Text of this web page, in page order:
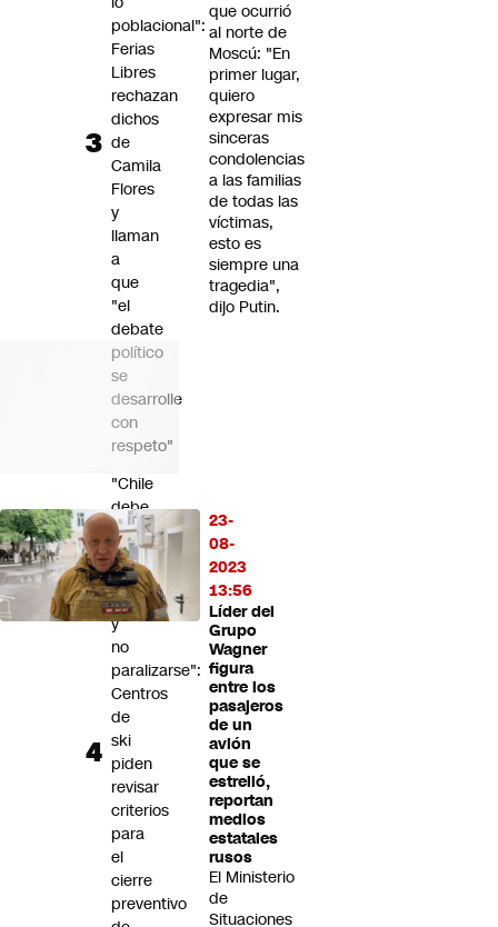
que ocurrió
al norte de
Moscú: "En
primer lugar,
quiero
expresar mis
sinceras
condolencias
a las familias
de todas las
víctimas,
esto es
siempre una
tragedia",
dijo Putin.
23-
08-
2023
13:56
Líder del
Grupo
Wagner
figura
entre los
pasajeros
de un
avión
que se
estrelló,
reportan
medios
estatales
rusos
El Ministerio
de
Situaciones
poblacional":
Ferias
Libres
rechazan
dichos
de
Camila
Flores
y
llaman
a
que
"el
debate
político
se
desarrolle
con
respeto"
"Chile
debe
convivir
con
la
nieve
y
no
paralizarse":
Centros
de
ski
piden
revisar
criterios
para
el
cierre
preventivo